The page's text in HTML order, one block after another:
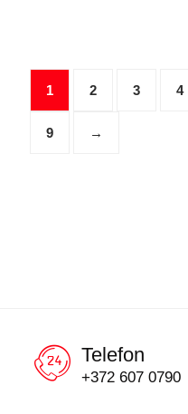
1 2 3 4
9 →
Telefon
+372 607 0790